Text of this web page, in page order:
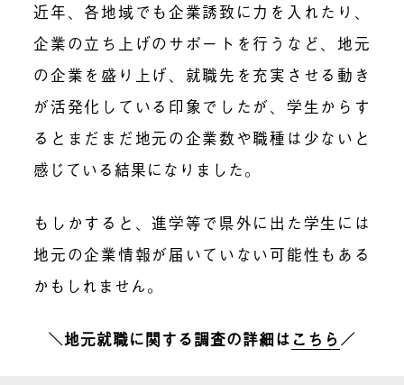
近年、各地域でも企業誘致に力を入れたり、
企業の立ち上げのサポートを行うなど、地元
の企業を盛り上げ、就職先を充実させる動き
が活発化している印象でしたが、学生からす
るとまだまだ地元の企業数や職種は少ないと
感じている結果になりました。
もしかすると、進学等で県外に出た学生には
地元の企業情報が届いていない可能性もある
かもしれません。
＼地元就職に関する調査の詳細は こちら ／